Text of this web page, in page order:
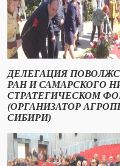
ДЕЛЕГАЦИЯ
РАН И САМАРСКОГО
СТРАТЕГИЧЕСКОМ
(ОРГАНИЗАТОР
СИБИРИ)